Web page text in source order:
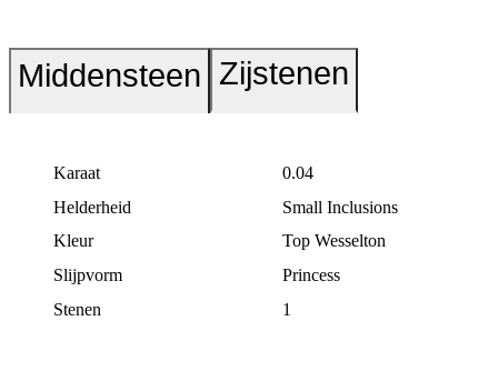
Middensteen Zijstenen
Karaat
0.04
Helderheid
Small Inclusions
Kleur
Top Wesselton
Slijpvorm
Princess
Stenen
1